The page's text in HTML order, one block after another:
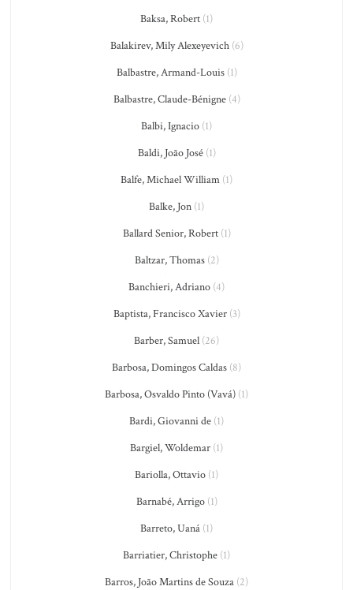
Baksa, Robert (1)
Balakirev, Mily Alexeyevich(6)
Balbastre, Armand-Louis(1)
Balbastre, Claude-Bénigne(4)
Balbi, Ignacio (1)
Baldi, João José(1)
Balfe, Michael William (1)
Balke, Jon (1)
Ballard Senior, Robert(1)
Baltzar, Thomas(2)
Banchieri, Adriano (4)
Baptista, Francisco Xavier(3)
Barber, Samuel (26)
Barbosa, Domingos Caldas (8)
Barbosa, Osvaldo Pinto (Vavá) (1)
Bardi, Giovanni de (1)
Bargiel, Woldemar (1)
Bariolla, Ottavio (1)
Barnabé, Arrigo(1)
Barreto, Uaná (1)
Barriatier, Christophe (1)
Barros, João Martins de Souza (2)